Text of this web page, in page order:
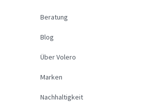
Beratung
Blog
Über Volero
Marken
Nachhaltigkeit